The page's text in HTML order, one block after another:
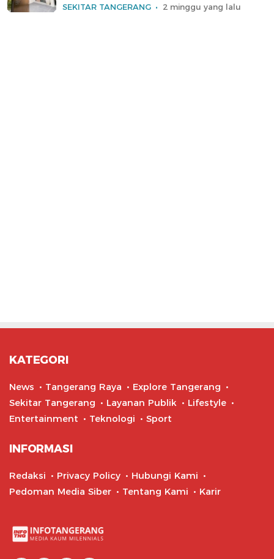
SEKITAR TANGERANG 2 minggu yang lalu
KATEGORI
News Tangerang Raya
Explore Tangerang
Sekitar Tangerang
Layanan Publik
Lifestyle
Entertainment
Teknologi Sport
INFORMASI
Redaksi Privacy Policy
Hubungi Kami
Pedoman Media Siber
Tentang Kami Karir